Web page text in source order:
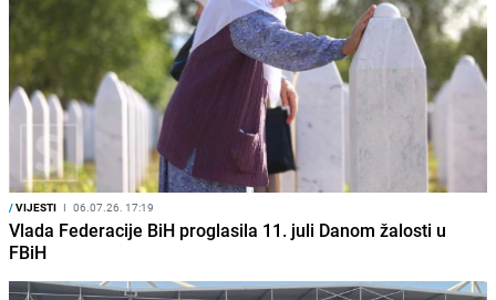
/VIJESTI I 06.07.26. 17:19
Vlada Federacije BiH proglasila 11. juli Danom žalosti u
FBiH